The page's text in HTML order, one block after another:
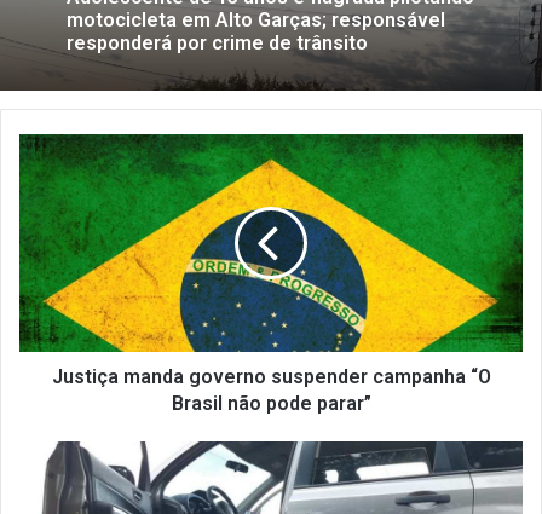
Adolescente de 15 anos é flagrada pilotando
motocicleta em Alto Garças; responsável
responderá por crime de trânsito
4 dias atrás
Homem é conduzido à Polícia Militar após
ameaçar morador em Alto Garças
Justiça manda governo suspender campanha “O
Brasil não pode parar”